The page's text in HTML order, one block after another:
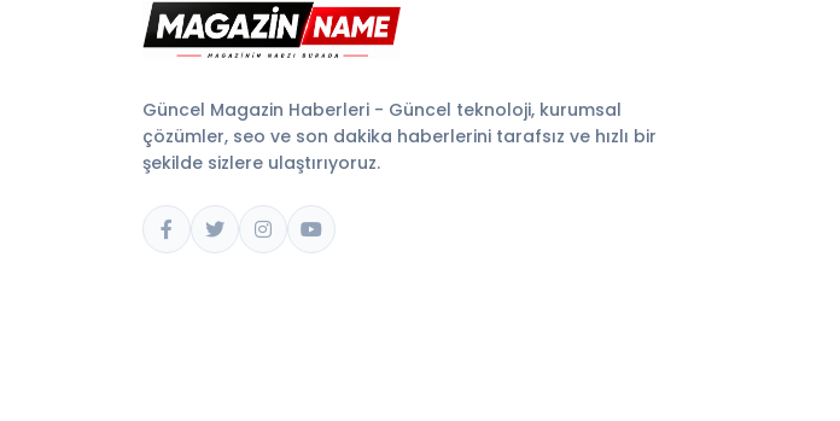
Güncel Magazin Haberleri - Güncel teknoloji, kurumsal
çözümler, seo ve son dakika haberlerini tarafsız ve hızlı bir
şekilde sizlere ulaştırıyoruz.